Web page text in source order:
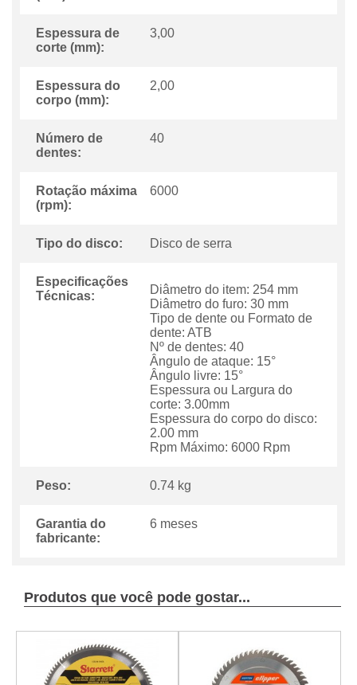
Espessura de
corte (mm):
3,00
Espessura do
corpo (mm):
2,00
Número de
dentes:
40
Rotação máxima
(rpm):
6000
Tipo do disco: Disco de serra
Especificações
Técnicas:
Diâmetro do item: 254 mm
Diâmetro do furo: 30 mm
Tipo de dente ou Formato de
dente: ATB
Nº de dentes: 40
ngulo de ataque: 15
ngulo livre: 15
Espessura ou Largura do
corte: 3.00mm
Espessura do corpo do disco:
2.00 mm
Rpm Máximo: 6000 Rpm
Peso: 0.74 kg
Garantia do
fabricante:
6 meses
Produtos que você pode gostar...